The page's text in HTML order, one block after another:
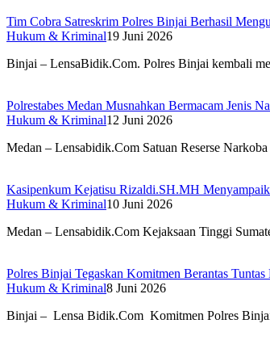
Tim Cobra Satreskrim Polres Binjai Berhasil
Hukum & Kriminal19 Juni 2026
Binjai – LensaBidik.Com. Polres Binjai kembali
Polrestabes Medan Musnahkan Bermacam Jenis
Hukum & Kriminal12 Juni 2026
Medan – Lensabidik.Com Satuan Reserse
Kasipenkum Kejatisu Rizaldi.SH.MH
Hukum & Kriminal10 Juni 2026
Medan – Lensabidik.Com Kejaksaan Tinggi
Polres Binjai Tegaskan Komitmen Berantas
Hukum & Kriminal8 Juni 2026
Binjai – Lensa Bidik.Com Komitmen Polres